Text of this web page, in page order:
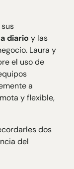
diario y las
Laura y
el uso de
a
y flexible,
dos
del